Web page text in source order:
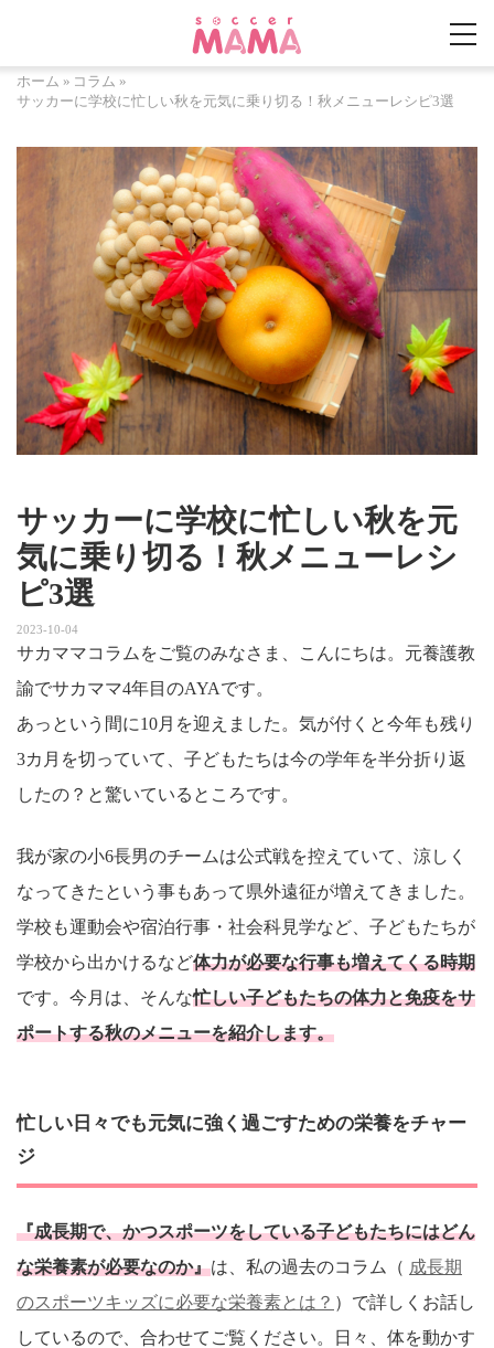
ホーム » コラム »
サッカーに学校に忙しい秋を元気に乗り切る！秋メニューレシピ3選
サッカーに学校に忙しい秋を元
気に乗り切る！秋メニューレシ
ピ3選
2023-10-04
サカママコラムをご覧のみなさま、こんにちは。元養護教
諭でサカママ4年目のAYAです。
あっという間に10月を迎えました。気が付くと今年も残り
3カ月を切っていて、子どもたちは今の学年を半分折り返
したの？と驚いているところです。
我が家の小6長男のチームは公式戦を控えていて、涼しく
なってきたという事もあって県外遠征が増えてきました。
学校も運動会や宿泊行事・社会科見学など、子どもたちが
学校から出かけるなど体力が必要な行事も増えてくる時期
です。今月は、そんな忙しい子どもたちの体力と免疫をサ
ポートする秋のメニューを紹介します。
忙しい日々でも元気に強く過ごすための栄養をチャー
ジ
『成長期で、かつスポーツをしている子どもたちにはどん
な栄養素が必要なのか』は、私の過去のコラム（ 成長期
のスポーツキッズに必要な栄養素とは？ ）で詳しくお話し
しているので、合わせてご覧ください。日々、体を動かす